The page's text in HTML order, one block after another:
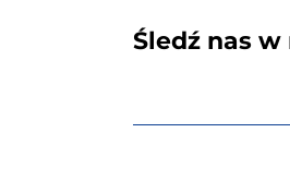
Śledź nas